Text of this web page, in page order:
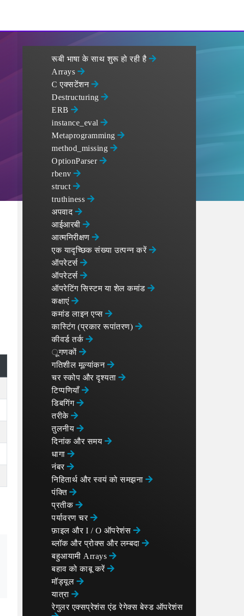
रूबी भाषा के साथ शुरू हो रही है
Arrays
C एक्सटेंशन
Destructuring
ERB
instance_eval
Metaprogramming
method_missing
OptionParser
rbenv
struct
truthiness
अपवाद
आईआरबी
आत्मनिरीक्षण
एक यादृच्छिक संख्या उत्पन्न करें
ऑपरेटर्स
ऑपरेटर्स
ऑपरेटिंग सिस्टम या शेल कमांड
कक्षाएं
कमांड लाइन एप्स
कास्टिंग (प्रकार रूपांतरण)
कीवर्ड तर्क
ूगणकों
गतिशील मूल्यांकन
चर स्कोप और दृश्यता
टिप्पणियाँ
डिबगिंग
तरीके
तुलनीय
दिनांक और समय
धागा
नंबर
निहितार्थ और स्वयं को समझना
पंक्ति
प्रतीक
पर्यावरण चर
फ़ाइल और I / O ऑपरेशंस
ब्लॉक और प्रोक्स और लम्बदा
बहुआयामी Arrays
बहाव को काबू करें
मॉड्यूल
यात्रा
रेगुलर एक्सप्रेशंस एंड रेगेक्स बेस्ड ऑपरेशंस